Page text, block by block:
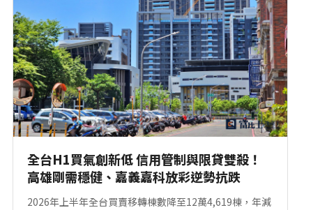
全台H1買氣創新低 信用管制與限貸雙殺！
高雄剛需穩健、嘉義嘉科放彩逆勢抗跌
2026年上半年全台買賣移轉棟數降至12萬4,619棟，年減